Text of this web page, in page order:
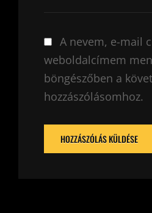
A nevem, e-mail
weboldalcímem
böngészőben a
hozzászólásomhoz.